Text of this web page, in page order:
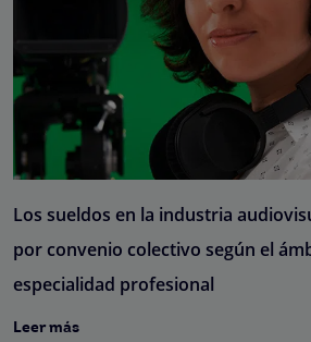
Los sueldos en la industria
por convenio colectivo según el
especialidad profesional
Leer más